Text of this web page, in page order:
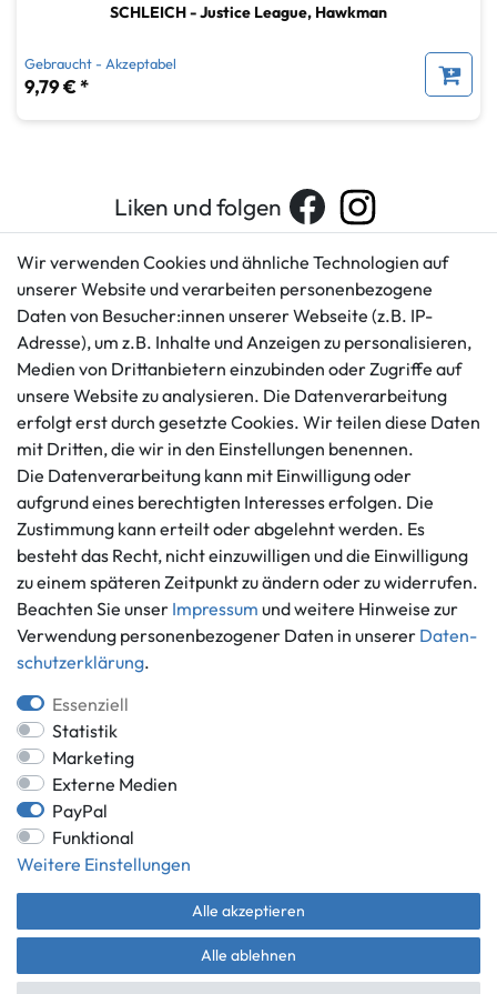
SCHLEICH - Justice League, Hawkman
Gebraucht - Akzeptabel
9,79 € *
Liken und folgen
Kundenservice
+49 421 596586
Mo. - Fr. 9 - 16 Uhr
info@gameworld.de
Kontaktformular
Rechtliches
AGB
Impressum
Datenschutzerklärung
Barrierefreiheitserklärung
Widerrufs­recht
Vertrag widerrufen
Informationen
Ankauf
Über uns
Häufig gestellte Fragen
Zahlung und Versand
Batterieentsorgung
Zahlungsmöglichkeiten
*Alle Preise inkl. gesetzlicher MwSt.,
** gilt für Lieferungen innerhalb Deutschlands, Lieferzeiten für andere
Länder entnehmen Sie bitte der Schaltfläche mit den
Versandinformationen.
© Game World 2026 | Alle Rechte vorbehalten.
Wir verwenden Cookies und ähnliche Technologien auf
unserer Website und verarbeiten personenbezogene
Daten von Besucher:innen unserer Webseite (z.B. IP-
Adresse), um z.B. Inhalte und Anzeigen zu personalisieren,
Medien von Drittanbietern einzubinden oder Zugriffe auf
unsere Website zu analysieren. Die Datenverarbeitung
erfolgt erst durch gesetzte Cookies. Wir teilen diese Daten
mit Dritten, die wir in den Einstellungen benennen.
Die Datenverarbeitung kann mit Einwilligung oder
aufgrund eines berechtigten Interesses erfolgen. Die
Zustimmung kann erteilt oder abgelehnt werden. Es
besteht das Recht, nicht einzuwilligen und die Einwilligung
zu einem späteren Zeitpunkt zu ändern oder zu widerrufen.
Beachten Sie unser Impressum und weitere Hinweise zur
Verwendung personenbezogener Daten in unserer Daten­
schutz­erklärung.
Essenziell
Statistik
Marketing
Externe Medien
PayPal
Funktional
Weitere Einstellungen
Alle akzeptieren
Alle ablehnen